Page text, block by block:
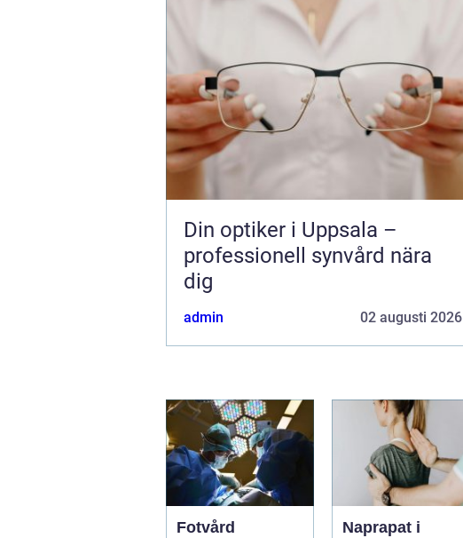
Din optiker i Uppsala –
professionell synvård nära
dig
admin 02 augusti 2026
Fotvård
Naprapat i